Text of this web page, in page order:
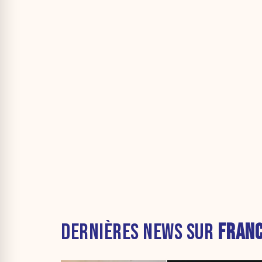
DERNIÈRES NEWS SUR